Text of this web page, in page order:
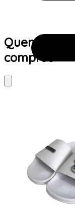
Quem viu
comprou